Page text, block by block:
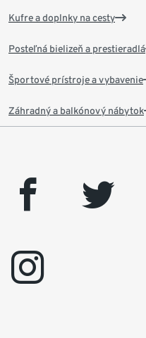
Kufre a doplnky na cesty
Posteľná bielizeň a prestieradlá
Športové prístroje a vybavenie
Záhradný a balkónový nábytok
facebook twitter
instagram